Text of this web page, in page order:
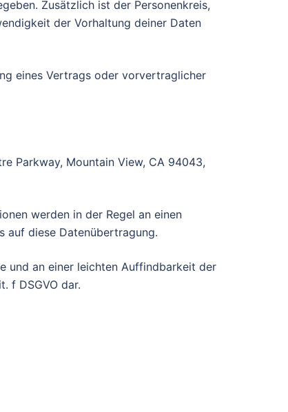
Zusätzlich ist der Personenkreis,
der Vorhaltung deiner Daten
eines Vertrags oder vorvertraglicher
Parkway, Mountain View, CA 94043,
werden in der Regel an einen
auf diese Datenübertragung.
und an einer leichten Auffindbarkeit der
f DSGVO dar.